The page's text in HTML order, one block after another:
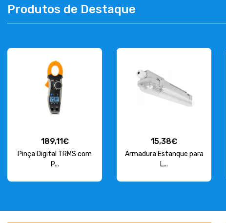
CONTACTOS
Produtos de Destaque
189,11€
Pinça Digital TRMS com
P...
15,38€
Armadura Estanque para
L...